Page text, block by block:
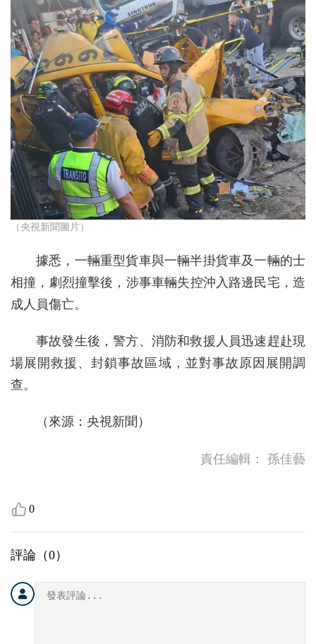
（央視新聞圖片）
據悉，一輛重型貨車與一輛半掛貨車及一輛的士
相撞，劇烈撞擊後，涉事車輛失控沖入路邊民宅，造
成人員傷亡。
事故發生後，警方、消防和救援人員迅速趕赴現
場展開救援、封鎖事故區域，並對事故原因展開調
查。
（來源：央視新聞）
責任編輯： 孫佳藝
0
評論（0）